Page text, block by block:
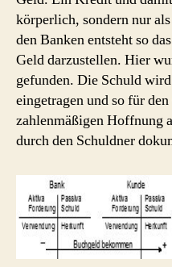
körperlich, sondern nur
den Banken entsteht so
Geld darzustellen. Hier
gefunden. Die Schuld
eingetragen und so für
zahlenmäßigen Hoffnung
durch den Schuldner